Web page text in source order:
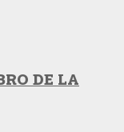
DE LA